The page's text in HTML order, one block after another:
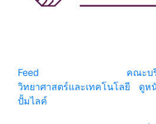
Feed
คณะบ
วิทยาศาสตร์และเทคโนโลยี
ดูห
ปั้มไลค์